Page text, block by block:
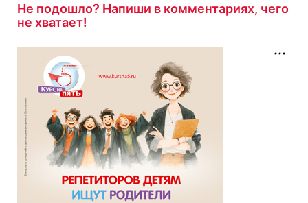
Не подошло? Напиши в комментариях, чего
не хватает!